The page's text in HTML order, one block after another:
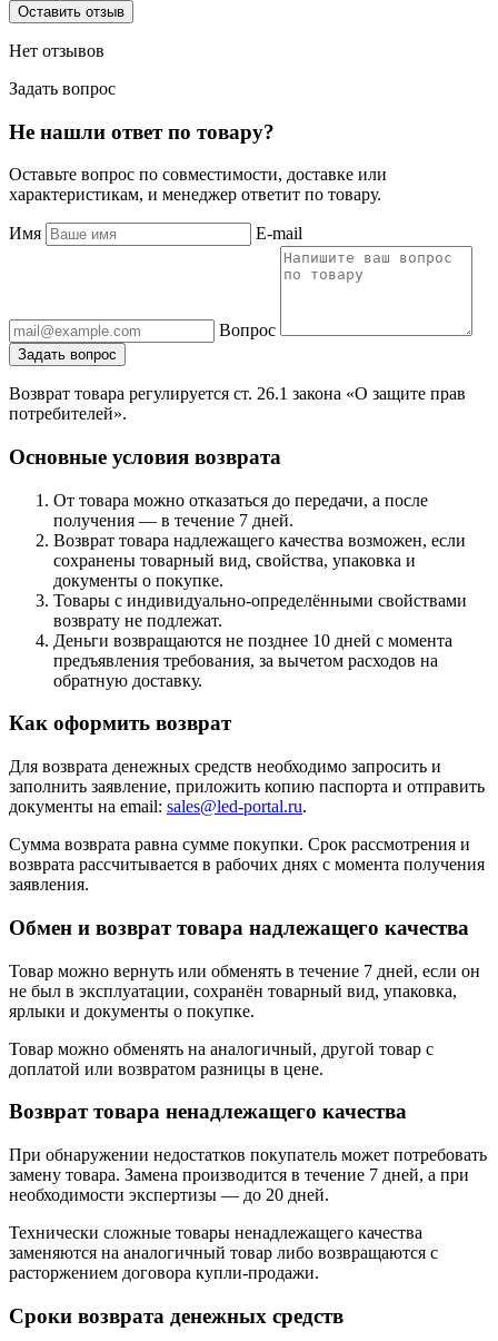
Оставить отзыв
Нет отзывов
Задать вопрос
Не нашли ответ по товару?
Оставьте вопрос по совместимости, доставке или
характеристикам, и менеджер ответит по товару.
Имя E-mail
Вопрос
Задать вопрос
Возврат товара регулируется ст. 26.1 закона «О защите прав
потребителей».
Основные условия возврата
От товара можно отказаться до передачи, а после
получения — в течение 7 дней.
Возврат товара надлежащего качества возможен, если
сохранены товарный вид, свойства, упаковка и
документы о покупке.
Товары с индивидуально-определёнными свойствами
возврату не подлежат.
Деньги возвращаются не позднее 10 дней с момента
предъявления требования, за вычетом расходов на
обратную доставку.
Как оформить возврат
Для возврата денежных средств необходимо запросить и
заполнить заявление, приложить копию паспорта и отправить
документы на email: sales@led-portal.ru.
Сумма возврата равна сумме покупки. Срок рассмотрения и
возврата рассчитывается в рабочих днях с момента получения
заявления.
Обмен и возврат товара надлежащего качества
Товар можно вернуть или обменять в течение 7 дней, если он
не был в эксплуатации, сохранён товарный вид, упаковка,
ярлыки и документы о покупке.
Товар можно обменять на аналогичный, другой товар с
доплатой или возвратом разницы в цене.
Возврат товара ненадлежащего качества
При обнаружении недостатков покупатель может потребовать
замену товара. Замена производится в течение 7 дней, а при
необходимости экспертизы — до 20 дней.
Технически сложные товары ненадлежащего качества
заменяются на аналогичный товар либо возвращаются с
расторжением договора купли-продажи.
Сроки возврата денежных средств